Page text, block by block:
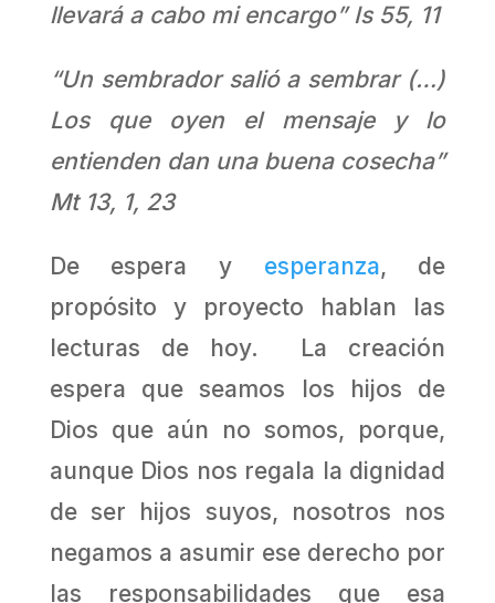
llevará a cabo mi encargo” Is 55, 11
“Un sembrador salió a sembrar (…)
Los que oyen el mensaje y lo
entienden dan una buena cosecha”
Mt 13, 1, 23
De espera y esperanza, de
propósito y proyecto hablan las
lecturas de hoy. La creación
espera que seamos los hijos de
Dios que aún no somos, porque,
aunque Dios nos regala la dignidad
de ser hijos suyos, nosotros nos
negamos a asumir ese derecho por
las responsabilidades que esa